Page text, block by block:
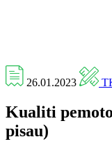
26.01.2023
Kualiti
pisau)